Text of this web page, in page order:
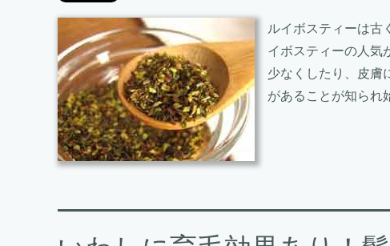
ルイボスティーは古
イボスティーの人気
少なくしたり、皮膚
があることが知られ